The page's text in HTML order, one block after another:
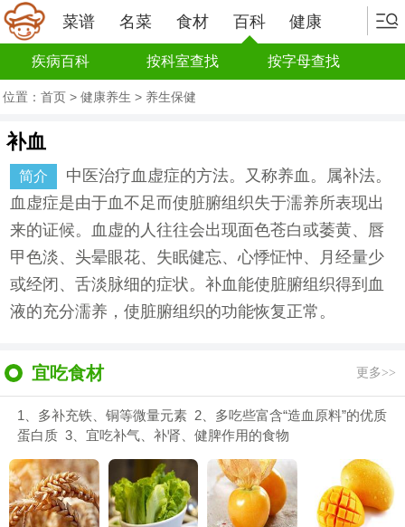
菜谱 名菜 食材 百科 健康
疾病百科 按科室查找 按字母查找
位置： 首页 > 健康养生 > 养生保健
补血
简介
中医治疗血虚症的方法。又称养血。属补法。
血虚症是由于血不足而使脏腑组织失于濡养所表现出
来的证候。血虚的人往往会出现面色苍白或萎黄、唇
甲色淡、头晕眼花、失眠健忘、心悸怔忡、月经量少
或经闭、舌淡脉细的症状。补血能使脏腑组织得到血
液的充分濡养，使脏腑组织的功能恢复正常。
宜吃食材 更多>>
1、多补充铁、铜等微量元素 2、多吃些富含“造血原料”的优质
蛋白质 3、宜吃补气、补肾、健脾作用的食物